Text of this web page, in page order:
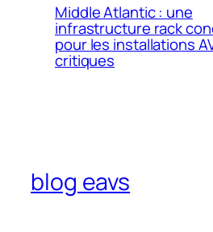
Middle Atlantic : une
infrastructure rack
pour les installations
critiques
blog eavs